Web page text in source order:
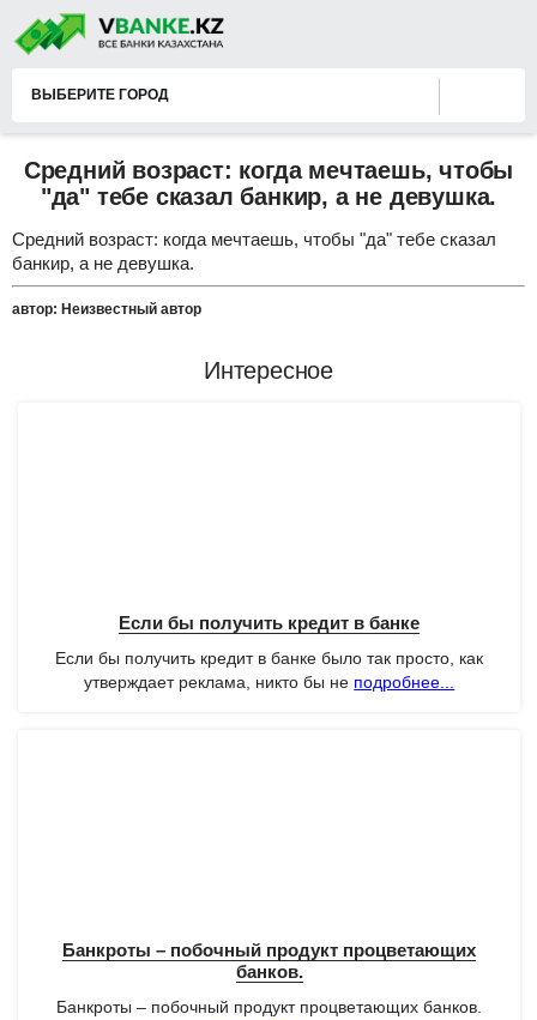
ВЫБЕРИТЕ ГОРОД
Средний возраст: когда мечтаешь, чтобы
"да" тебе сказал банкир, а не девушка.
Средний возраст: когда мечтаешь, чтобы "да" тебе сказал
банкир, а не девушка.
автор: Неизвестный автор
Интересное
Если бы получить кредит в банке
Если бы получить кредит в банке было так просто, как
утверждает реклама, никто бы не подробнее...
Банкроты – побочный продукт процветающих
банков.
Банкроты – побочный продукт процветающих банков.